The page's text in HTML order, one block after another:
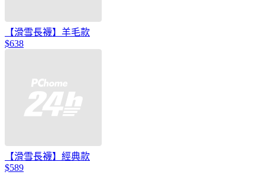
【滑雪長襪】羊毛款
$638
【滑雪長襪】經典款
$589